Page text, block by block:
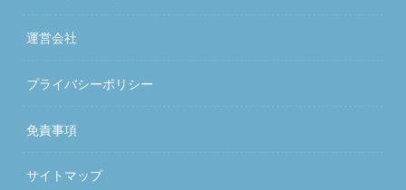
運営会社
プライバシーポリシー
免責事項
サイトマップ